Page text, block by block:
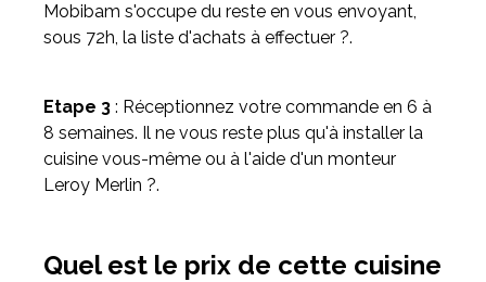
Mobibam s'occupe du reste en vous envoyant,
sous 72h, la liste d'achats à effectuer ?.
Etape 3 : Réceptionnez votre commande en 6 à
8 semaines. Il ne vous reste plus qu'à installer la
cuisine vous-même ou à l'aide d'un monteur
Leroy Merlin ?.
Quel est le prix de cette cuisine